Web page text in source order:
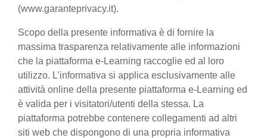
(www.garanteprivacy.it).
Scopo della presente informativa è di fornire la
massima trasparenza relativamente alle informazioni
che la piattaforma e-Learning raccoglie ed al loro
utilizzo. L’informativa si applica esclusivamente alle
attività online della presente piattaforma e-Learning ed
è valida per i visitatori/utenti della stessa. La
piattaforma potrebbe contenere collegamenti ad altri
siti web che dispongono di una propria informativa